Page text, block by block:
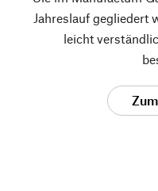
Jahreslauf gegliedert
leicht